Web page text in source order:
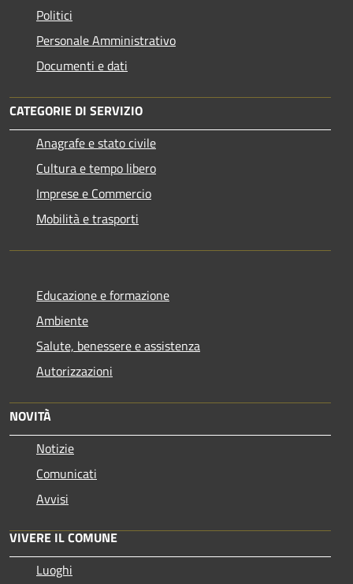
Politici
Personale Amministrativo
Documenti e dati
CATEGORIE DI SERVIZIO
Anagrafe e stato civile
Cultura e tempo libero
Imprese e Commercio
Mobilità e trasporti
Educazione e formazione
Ambiente
Salute, benessere e assistenza
Autorizzazioni
NOVITÀ
Notizie
Comunicati
Avvisi
VIVERE IL COMUNE
Luoghi